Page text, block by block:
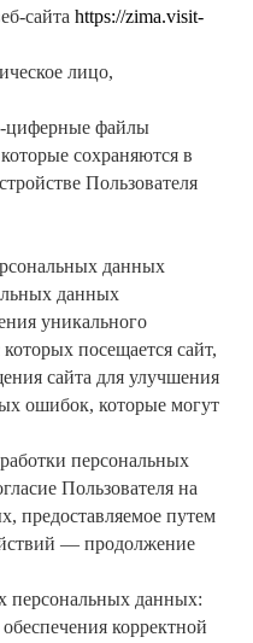
сайта https://zima.visit-
лицо,
циферные файлы
сохраняются в
Пользователя
данных
данных
уникального
посещается сайт,
сайта для улучшения
ошибок, которые могут
персональных
Пользователя на
предоставляемое путем
— продолжение
персональных данных:
корректной